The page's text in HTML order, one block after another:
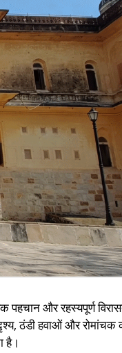
पहचान और रहस्यपूर्ण
ठंडी हवाओं और रोमांचक
है।